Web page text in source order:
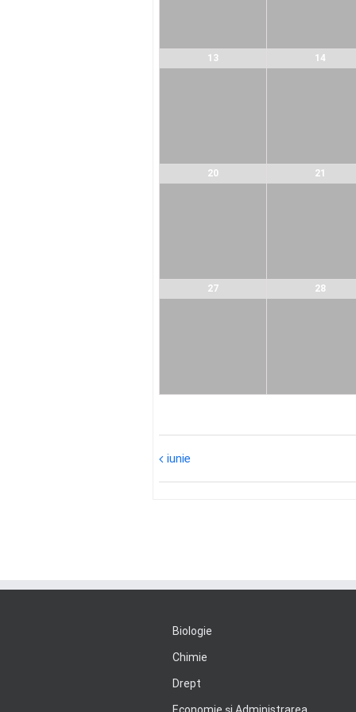
13 14
20 21
27 28
iunie
Biologie
Chimie
Drept